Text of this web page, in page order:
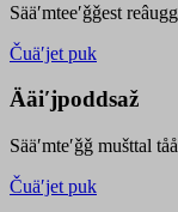
Sääʹmteeʹǧǧest
Čuäʹjet puk
Ääiʹjpoddsaž
Sääʹmteʹǧǧ mušttal
Čuäʹjet puk